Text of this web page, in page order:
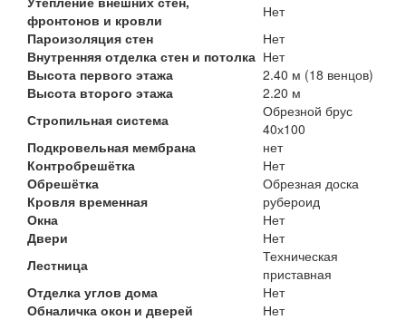
фронтонов и кровли
Нет
Пароизоляция стен
Нет
Внутренняя отделка стен и потолка Нет
Высота первого этажа
2.40 м (18 венцов)
Высота второго этажа
2.20 м
Стропильная система
Обрезной брус
40х100
Подкровельная мембрана
нет
Контробрешётка
Нет
Обрешётка
Обрезная доска
Кровля временная
рубероид
Окна
Нет
Двери
Нет
Лестница
Техническая
приставная
Отделка углов дома
Нет
Обналичка окон и дверей
Нет